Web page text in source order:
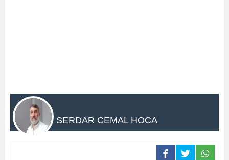
SERDAR CEMAL HOCA